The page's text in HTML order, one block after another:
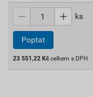
ks
Poptat
23 551,22 Kč celkem s DPH